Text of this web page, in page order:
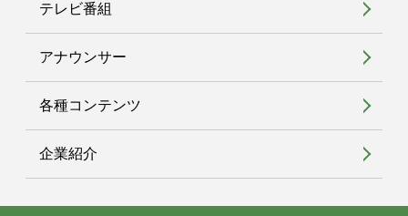
テレビ番組
アナウンサー
各種コンテンツ
企業紹介